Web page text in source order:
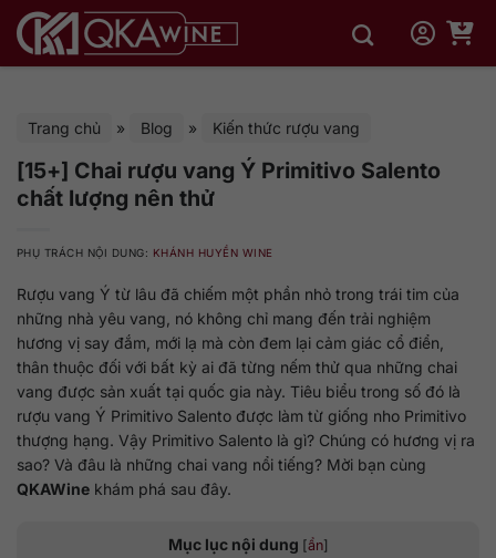
qua
Trang chủ » Blog » Kiến thức rượu vang
[15+] Chai rượu vang Ý Primitivo Salento
chất lượng nên thử
PHỤ TRÁCH NỘI DUNG: KHÁNH HUYỀN WINE
Rượu vang Ý từ lâu đã chiếm một phần nhỏ trong trái tim của
những nhà yêu vang, nó không chỉ mang đến trải nghiệm
hương vị say đắm, mới lạ mà còn đem lại cảm giác cổ điển,
thân thuộc đối với bất kỳ ai đã từng nếm thử qua những chai
vang được sản xuất tại quốc gia này. Tiêu biểu trong số đó là
rượu vang Ý Primitivo Salento được làm từ giống nho Primitivo
thượng hạng. Vậy Primitivo Salento là gì? Chúng có hương vị ra
sao? Và đâu là những chai vang nổi tiếng? Mời bạn cùng
QKAWine khám phá sau đây.
Mục lục nội dung [ẩn]